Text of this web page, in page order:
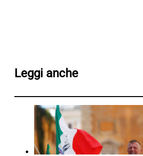
Leggi anche